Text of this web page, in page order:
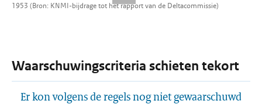
1953 (Bron: KNMI-bijdrage tot het rapport van de Deltacommissie)
Waarschuwingscriteria schieten tekort
Er kon volgens de regels nog niet gewaarschuwd